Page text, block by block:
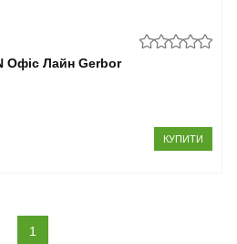
Офіс Лайн Gerbor
КУПИТИ
1